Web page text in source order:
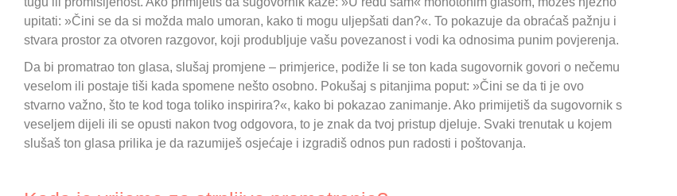
upitati: »Čini se da si možda malo umoran, kako ti mogu uljepšati dan?«. To pokazuje da obraćaš pažnju i
stvara prostor za otvoren razgovor, koji produbljuje vašu povezanost i vodi ka odnosima punim povjerenja.
Da bi promatrao ton glasa, slušaj promjene – primjerice, podiže li se ton kada sugovornik govori o nečemu
veselom ili postaje tiši kada spomene nešto osobno. Pokušaj s pitanjima poput: »Čini se da ti je ovo
stvarno važno, što te kod toga toliko inspirira?«, kako bi pokazao zanimanje. Ako primijetiš da sugovornik s
veseljem dijeli ili se opusti nakon tvog odgovora, to je znak da tvoj pristup djeluje. Svaki trenutak u kojem
slušaš ton glasa prilika je da razumiješ osjećaje i izgradiš odnos pun radosti i poštovanja.